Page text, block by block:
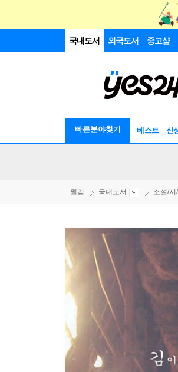
국내도서 외국도서 중고샵
빠른분야찾기 베스트 신
웰컴 국내도서 소설/시